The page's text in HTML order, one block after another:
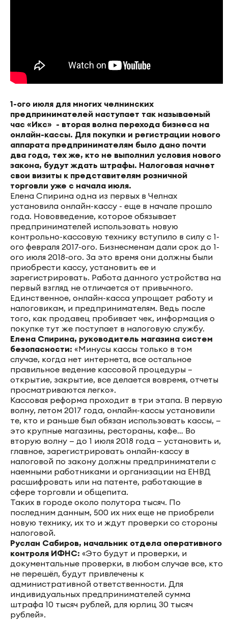
1-ого июля для многих челнинских
предпринимателей наступает так называемый
час «Икс» - вторая волна перехода бизнеса на
онлайн-кассы. Для покупки и регистрации нового
аппарата предпринимателям было дано почти
два года, тех же, кто не выполнил условия нового
закона, будут ждать штрафы. Налоговая начнет
свои визиты к представителям розничной
торговли уже с начала июля.
Елена Спирина одна из первых в Челнах
установила онлайн-кассу - еще в начале прошло
года. Нововведение, которое обязывает
предпринимателей использовать новую
контрольно-кассовую технику вступило в силу с 1-
ого февраля 2017-ого. Бизнесменам дали срок до 1-
ого июля 2018-ого. За это время они должны были
приобрести кассу, установить ее и
зарегистрировать. Работа данного устройства на
первый взгляд не отличается от привычного.
Единственное, онлайн-касса упрощает работу и
налоговикам, и предпринимателям. Ведь после
того, как продавец пробивает чек, информация о
покупке тут же поступает в налоговую службу.
Елена Спирина, руководитель магазина систем
безопасности: «Минусы кассы только в том
случае, когда нет интернета, все остальное
правильное ведение кассовой процедуры –
открытие, закрытие, все делается вовремя, отчеты
просматриваются легко».
Кассовая реформа проходит в три этапа. В первую
волну, летом 2017 года, онлайн-кассы установили
те, кто и раньше был обязан использовать кассы, —
это крупные магазины, рестораны, кафе… Во
вторую волну — до 1 июля 2018 года — установить и,
главное, зарегистрировать онлайн-кассу в
налоговой по закону должны предприниматели с
наемными работниками и организации на ЕНВД
расшифровать или на патенте, работающие в
сфере торговли и общепита.
Таких в городе около полутора тысяч. По
последним данным, 500 их них еще не приобрели
новую технику, их то и ждут проверки со стороны
налоговой.
Руслан Сабиров, начальник отдела оперативного
контроля ИФНС: «Это будут и проверки, и
документальные проверки, в любом случае все, кто
не перешёл, будут привлечены к
административной ответственности. Для
индивидуальных предпринимателей сумма
штрафа 10 тысяч рублей, для юрлиц 30 тысяч
рублей».